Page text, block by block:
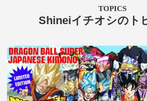
TOPICS
Shineiイチオシのト